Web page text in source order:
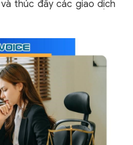
thúc đẩy các giao dịch